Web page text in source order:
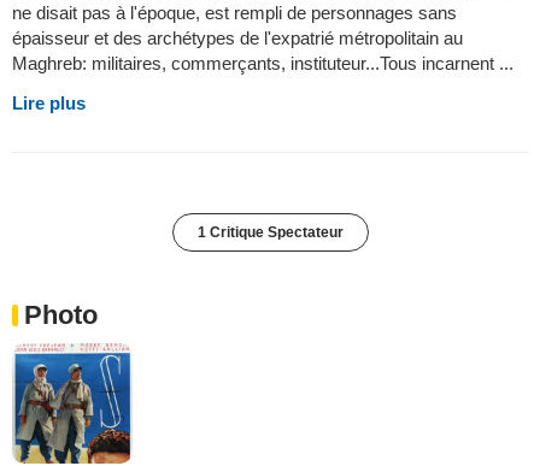
ne disait pas à l'époque, est rempli de personnages sans
épaisseur et des archétypes de l'expatrié métropolitain au
Maghreb: militaires, commerçants, instituteur...Tous incarnent ...
Lire plus
1 Critique Spectateur
Photo